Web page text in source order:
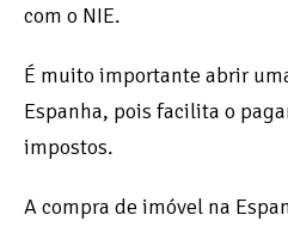
com o NIE.
É muito importante abrir
Espanha, pois facilita o
impostos.
A compra de imóvel na